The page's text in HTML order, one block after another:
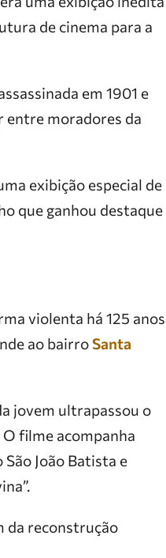
de cinema para a
em 1901 e
entre moradores da
exibição especial de
que ganhou destaque
violenta há 125 anos
ao bairroSanta
jovem ultrapassou o
filme acompanha
João Batista e
da reconstrução